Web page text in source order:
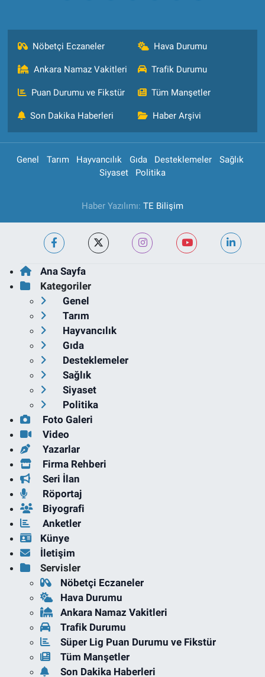
Nöbetçi Eczaneler Hava Durumu
Ankara Namaz Vakitleri Trafik Durumu
Puan Durumu ve Fikstür Tüm Manşetler
Son Dakika Haberleri Haber Arşivi
Genel Tarım Hayvancılık Gıda Desteklemeler
Sağlık
Siyaset
Politika
Haber Yazılımı: TE Bilişim
Ana Sayfa
Kategoriler
Genel
Tarım
Hayvancılık
Gıda
Desteklemeler
Sağlık
Siyaset
Politika
Foto Galeri
Video
Yazarlar
Firma Rehberi
Seri İlan
Röportaj
Biyografi
Anketler
Künye
İletişim
Servisler
Nöbetçi Eczaneler
Hava Durumu
Ankara Namaz Vakitleri
Trafik Durumu
Süper Lig Puan Durumu ve Fikstür
Tüm Manşetler
Son Dakika Haberleri